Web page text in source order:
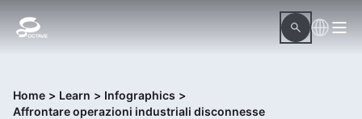
Home > Learn > Infographics >
Affrontare operazioni industriali disconnesse